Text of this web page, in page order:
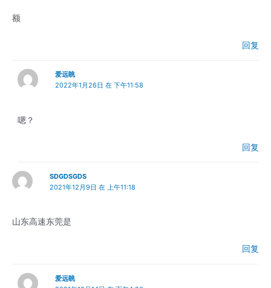
额
回复
爱远眺
2022年1月26日 在 下午11:58
嗯？
回复
SDGDSGDS
2021年12月9日 在 上午11:18
山东高速东莞是
回复
爱远眺